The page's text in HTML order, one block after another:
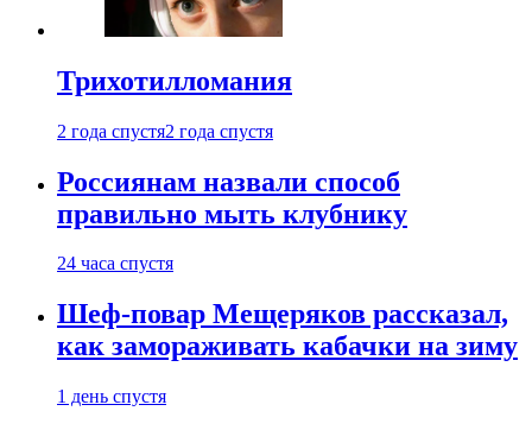
Трихотилломания
2 года спустя2 года спустя
Россиянам назвали способ
правильно мыть клубнику
24 часа спустя
Шеф-повар Мещеряков рассказал,
как замораживать кабачки на зиму
1 день спустя